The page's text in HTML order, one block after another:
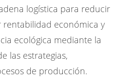
logística para reducir
rentabilidad económica y
ecológica mediante la
las estrategias,
de producción.